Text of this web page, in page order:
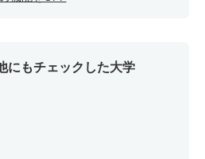
にもチェックした大学